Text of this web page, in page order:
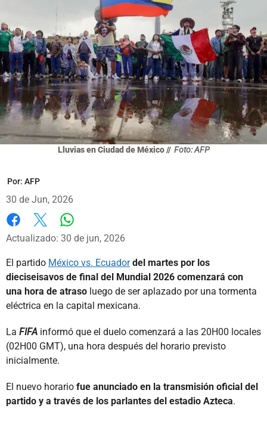
Lluvias en Ciudad de México // Foto: AFP
Por: AFP
30 de Jun, 2026
Facebook
X Whatsapp
Actualizado: 30 de jun, 2026
El partido México vs. Ecuador del martes por los
dieciseisavos de final del Mundial 2026 comenzará con
una hora de atraso luego de ser aplazado por una tormenta
eléctrica en la capital mexicana.
La FIFA informó que el duelo comenzará a las 20H00 locales
(02H00 GMT), una hora después del horario previsto
inicialmente.
El nuevo horario fue anunciado en la transmisión oficial del
partido y a través de los parlantes del estadio Azteca.